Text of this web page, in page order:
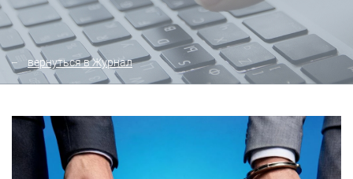
вернуться в Журнал